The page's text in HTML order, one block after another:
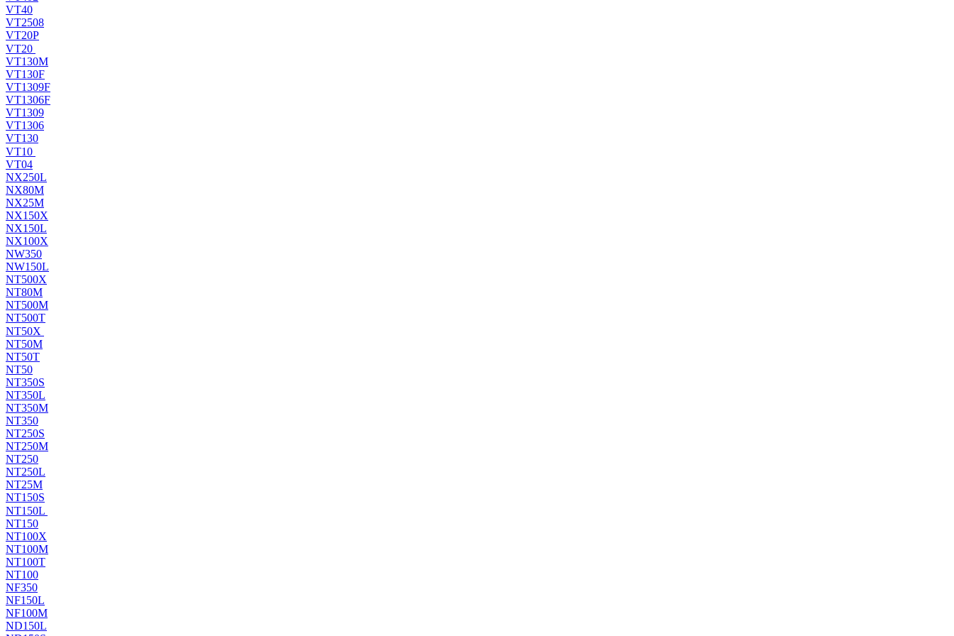
VT40
VT2508
VT20P
VT20
VT130M
VT130F
VT1309F
VT1306F
VT1309
VT1306
VT130
VT10
VT04
NX250L
NX80M
NX25M
NX150X
NX150L
NX100X
NW350
NW150L
NT500X
NT80M
NT500M
NT500T
NT50X
NT50M
NT50T
NT50
NT350S
NT350L
NT350M
NT350
NT250S
NT250M
NT250
NT250L
NT25M
NT150S
NT150L
NT150
NT100X
NT100M
NT100T
NT100
NF350
NF150L
NF100M
ND150L